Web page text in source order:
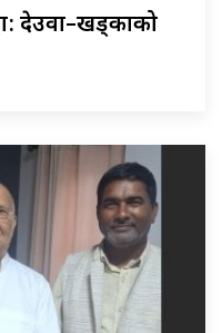
देउवा–खड्काको